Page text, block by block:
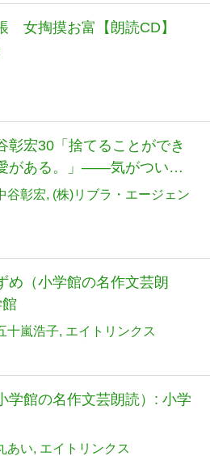
女掏摸お富【朗読CD】
彰宏30「捨てることができ
がある。」――気がついた
る恋愛術
谷彰宏 (株)リブラ・エージェン
め（小学館の名作文芸朗
十嵐浩子 エイトリンクス
学館の名作文芸朗読）: 小学
あい エイトリンクス